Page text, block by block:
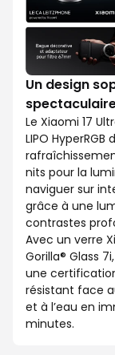
Un design
Le Xiaomi 17
LIPO
nits pour la
naviguer sur
grâce à une
contrastes
Avec un verre
Gorilla® Glass
une
résistant face
et à l’eau en
minutes.